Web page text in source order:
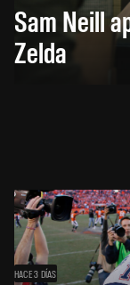
Sam Neill
Zelda
HACE 3 DÍAS